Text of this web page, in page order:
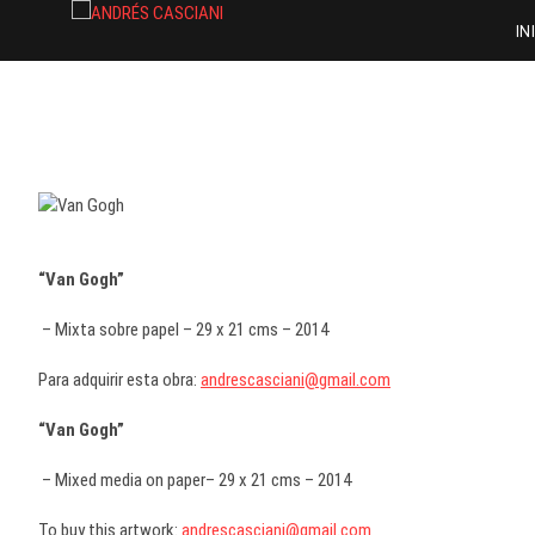
contenido
ANDRÉS CASCIANI
“Van Gogh”
– Mixta sobre papel – 29 x 21 cms – 2014
Para adquirir esta obra: andrescasciani@gmail.com
“Van Gogh”
– Mixed media on paper– 29 x 21 cms – 2014
To buy this artwork: andrescasciani@gmail.com